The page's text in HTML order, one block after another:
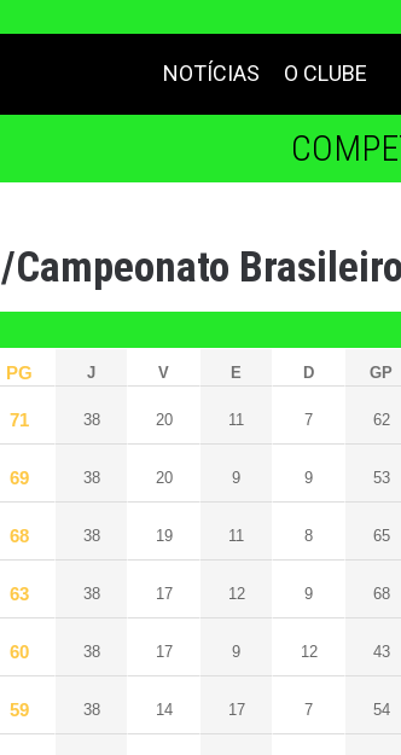
NOTÍCIAS O CLUBE
/Campeonato
PG J V E D GP
71 38 20 11 7 62
69 38 20 9 9 53
68 38 19 11 8 65
63 38 17 12 9 68
60 38 17 9 12 43
59 38 14 17 7 54